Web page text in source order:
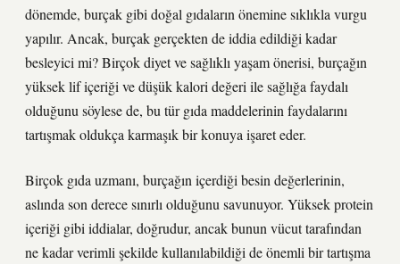
dönemde, burçak gibi doğal gıdaların önemine sıklıkla vurgu
yapılır. Ancak, burçak gerçekten de iddia edildiği kadar
besleyici mi? Birçok diyet ve sağlıklı yaşam önerisi, burçağın
yüksek lif içeriği ve düşük kalori değeri ile sağlığa faydalı
olduğunu söylese de, bu tür gıda maddelerinin faydalarını
tartışmak oldukça karmaşık bir konuya işaret eder.
Birçok gıda uzmanı, burçağın içerdiği besin değerlerinin,
aslında son derece sınırlı olduğunu savunuyor. Yüksek protein
içeriği gibi iddialar, doğrudur, ancak bunun vücut tarafından
ne kadar verimli şekilde kullanılabildiği de önemli bir tartışma